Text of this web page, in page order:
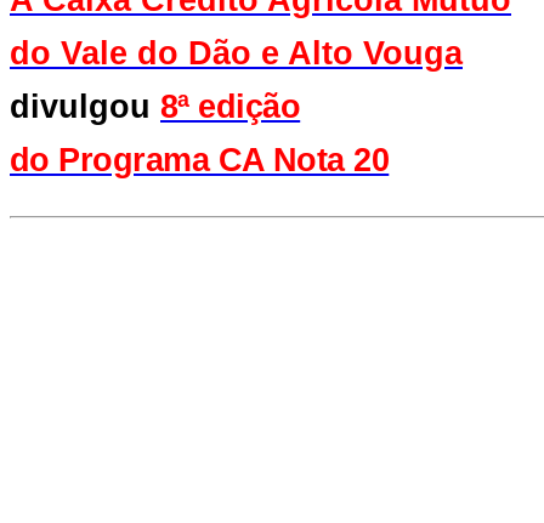
do Vale do Dão e Alto Vouga
divulgou 8ª edição
do Programa CA Nota 20